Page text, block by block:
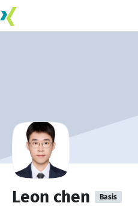
Leon chen Basis